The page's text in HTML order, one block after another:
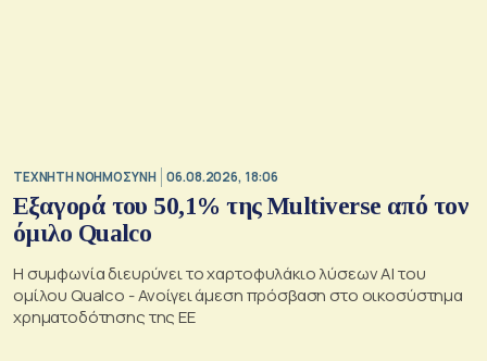
TΕΧΝΗΤΗ ΝΟΗΜΟΣΥΝΗ 06.08.2026, 18:06
Εξαγορά του 50,1% της Multiverse από τον
όμιλο Qualco
Η συμφωνία διευρύνει το χαρτοφυλάκιο λύσεων ΑΙ του
ομίλου Qualco - Ανοίγει άμεση πρόσβαση στο οικοσύστημα
χρηματοδότησης της ΕΕ